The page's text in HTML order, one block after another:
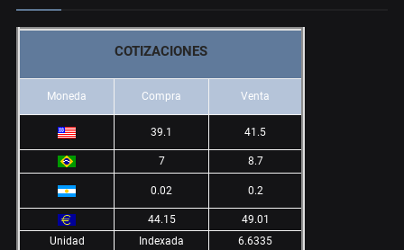
COTIZACIONES
Moneda Compra Venta
39.1 41.5
7 8.7
0.02 0.2
44.15
49.01
Unidad
Indexada 6.6335